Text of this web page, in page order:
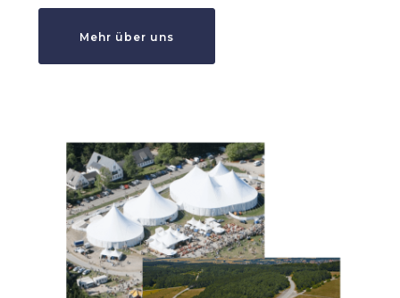
Mehr über uns